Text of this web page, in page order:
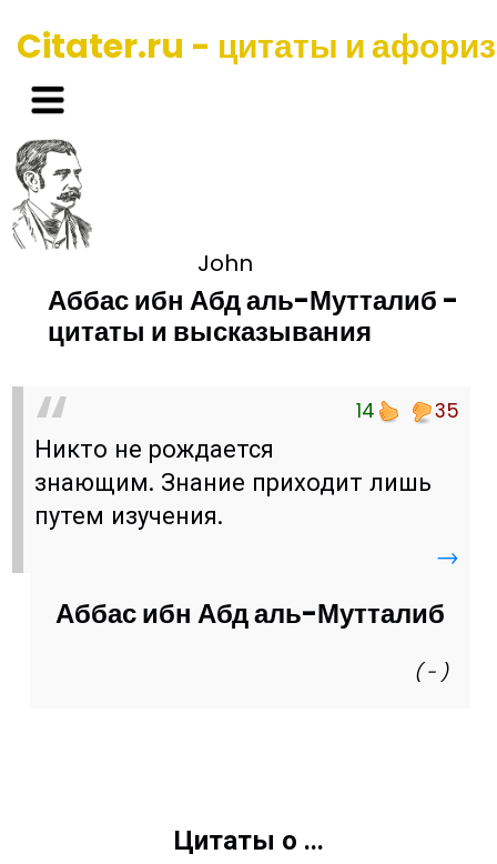
Citater.ru - цитаты и
John
Аббас ибн Абд аль-Мутталиб -
цитаты и высказывания
14 35
Никто не рождается
знающим. Знание приходит лишь
путем изучения.
→
Аббас ибн Абд аль-Мутталиб
( - )
Цитаты о ...